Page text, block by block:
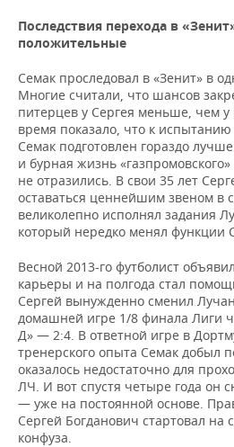
Последствия перехода в
положительные
Семак проследовал в «Зенит» в
Многие считали, что шансов
питерцев у Сергея меньше, чем
время показало, что к
Семак подготовлен гораздо
и бурная жизнь
не отразились. В свои 35 лет
оставаться ценнейшим звеном в
великолепно исполнял задания
который нередко менял функции
Весной 2013-го футболист
карьеры и на полгода стал
Сергей вынужденно сменил
домашней игре 1/8 финала Лиги
Д» — 2:4. В ответной игре в
тренерского опыта Семак добыл
оказалось недостаточно для
ЛЧ. И вот спустя четыре года он
— уже на постоянной основе.
Сергей Богданович стартовал на
конфуза.